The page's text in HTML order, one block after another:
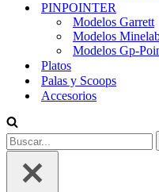
PINPOINTER
Modelos Garrett
Modelos
Modelos Gp-
Platos
Palas y Scoops
Accesorios
Buscar...